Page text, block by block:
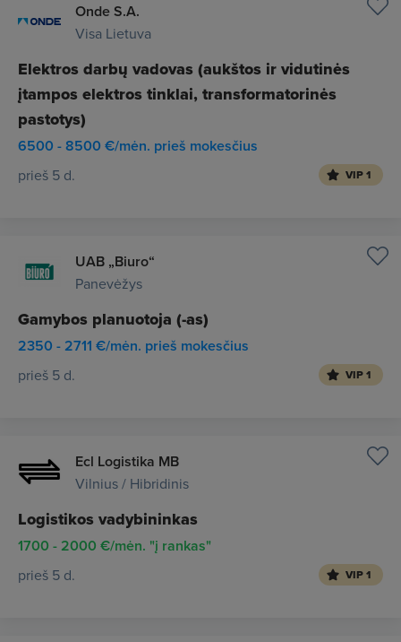
Onde S.A.
Visa Lietuva
Elektros darbų vadovas (aukštos ir vidutinės
įtampos elektros tinklai, transformatorinės
pastotys)
6500 - 8500 €/mėn. prieš mokesčius
prieš 5 d. VIP 1
UAB „Biuro“
Panevėžys
Gamybos planuotoja (-as)
2350 - 2711 €/mėn. prieš mokesčius
prieš 5 d. VIP 1
Ecl Logistika MB
Vilnius / Hibridinis
Logistikos vadybininkas
1700 - 2000 €/mėn. "į rankas"
prieš 5 d. VIP 1